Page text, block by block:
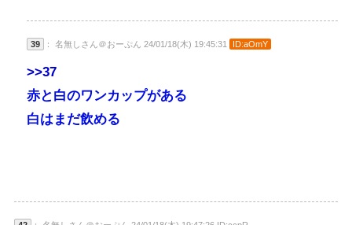
39 ： 名無しさん＠おーぷん 24/01/18(木) 19:45:31 ID:aOmY
>>37
赤と白のワンカップがある
白はまだ飲める